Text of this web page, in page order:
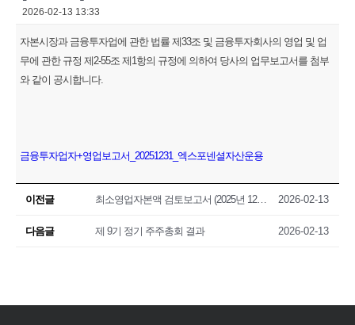
2026-02-13 13:33
자본시장과 금융투자업에 관한 법률 제33조 및 금융투자회사의 영업 및 업
무에 관한 규정 제2-55조 제1항의 규정에 의하여 당사의 업무보고서를 첨부
와 같이 공시합니다.
금융투자업자+영업보고서_20251231_엑스포넨셜자산운용
이전글 최소영업자본액 검토보고서 (2025년 12월말) 2026-02-13
다음글 제 9기 정기 주주총회 결과 2026-02-13